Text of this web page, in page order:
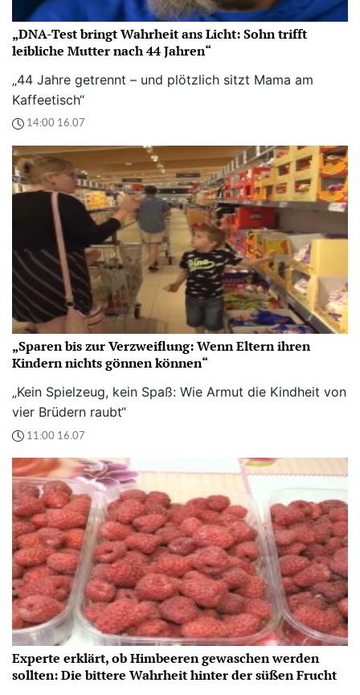
„DNA-Test bringt Wahrheit ans Licht: Sohn trifft
leibliche Mutter nach 44 Jahren“
„44 Jahre getrennt – und plötzlich sitzt Mama am
Kaffeetisch“
14:00 16.07
„Sparen bis zur Verzweiflung: Wenn Eltern ihren
Kindern nichts gönnen können“
„Kein Spielzeug, kein Spaß: Wie Armut die Kindheit von
vier Brüdern raubt“
11:00 16.07
Experte erklärt, ob Himbeeren gewaschen werden
sollten: Die bittere Wahrheit hinter der süßen Frucht